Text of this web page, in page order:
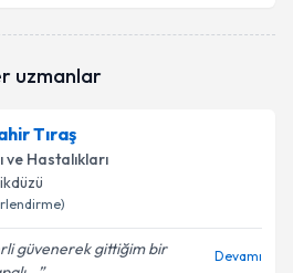
randevu almanız için bir
işlenmesine ilişkin
ve kişisel verilerimin belirtilen
kabul ediyorum.
uzmanlar
Tıraş
ve Hastalıkları
güvenerek gittiğim bir
Devamı